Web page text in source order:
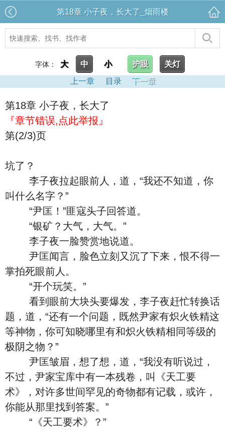
第18章 小子夜，长大了_烟雨楼
字体： 大 中 小 护眼
关灯
上一章
目录 下一章
第18章 小子夜，长大了
『章节错误,点此举报』
第(2/3)页
坑了？
李子夜拉起眼前人，道，“我还不知道，你
叫什么名字？”
“尹匡！”匪寇头子回答道。
“银矿？大气，大气。”
李子夜一脸赞赏地说道。
尹匡闻言，脸色立刻又沉了下来，恨不得一
掌拍死眼前人。
“开个玩笑。”
看到眼前大块头要爆发，李子夜赶忙转换话
题，道，“还有一个问题，既然尹家有炽火铁精这
等神物，你可知晓哪里有和炽火铁精相同等级的
极阴之物？”
尹匡皱眉，想了想，道，“我没有听说过，
不过，尹家宝库中有一本残卷，叫《天工要
术》，对许多世间罕见的奇物都有记载，或许，
你能从那里找到答案。”
“《天工要术》？”